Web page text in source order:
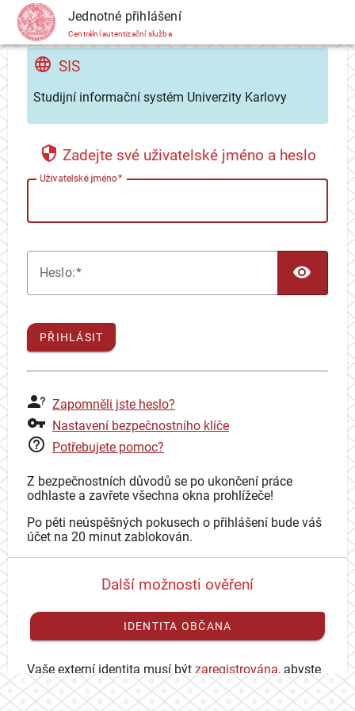
CAS Jednotné přihlášení
Centrální autentizační služba
SIS
Studijní informační systém Univerzity Karlovy
Zadejte své uživatelské jméno a heslo
Uživatelské jméno
Heslo:
PŘIHLÁSIT
Zapomněli jste heslo?
Nastavení bezpečnostního klíče
Potřebujete pomoc?
Z bezpečnostních důvodů se po ukončení práce
odhlaste a zavřete všechna okna prohlížeče!
Po pěti neúspěšných pokusech o přihlášení bude váš
účet na 20 minut zablokován.
Další možnosti ověření
IDENTITA OBČANA
Vaše externí identita musí být zaregistrována, abyste
se mohli přihlásit ke svému CAS účtu.